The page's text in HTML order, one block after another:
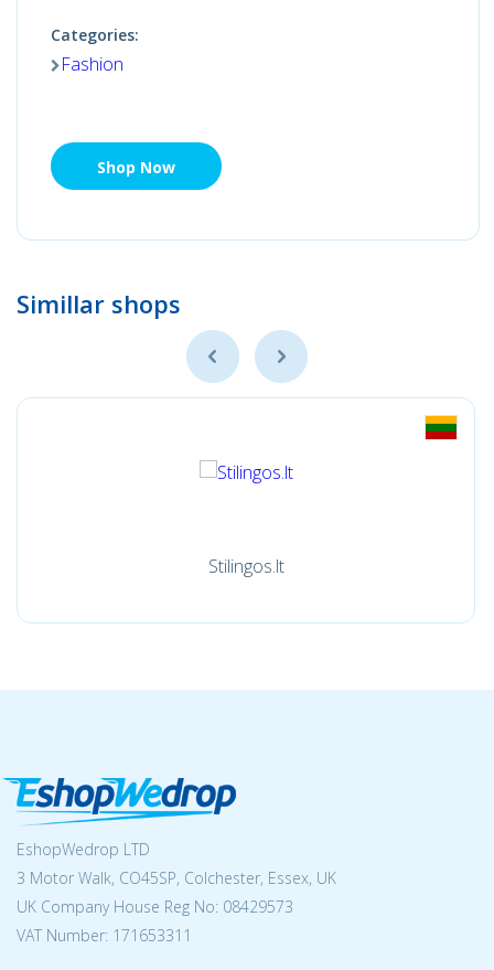
Categories:
Fashion
Shop Now
Simillar shops
Stilingos.lt
EshopWedrop LTD
3 Motor Walk, CO45SP, Colchester, Essex, UK
UK Company House Reg No: 08429573
VAT Number: 171653311